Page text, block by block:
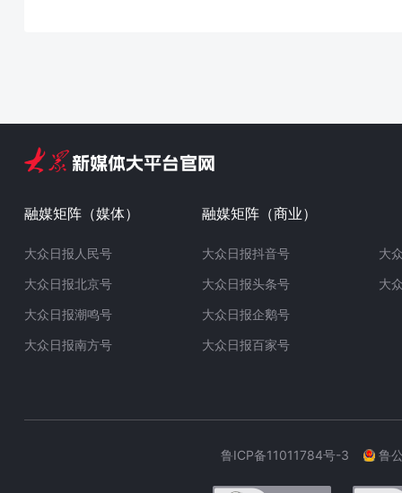
融媒矩阵（媒体）
大众日报人民号
大众日报北京号
大众日报潮鸣号
大众日报南方号
融媒矩阵（商业）
大众日报抖音号
大众日报头条号
大众日报企鹅号
大众日报百家号
大
大
鲁ICP备11011784号-3 鲁